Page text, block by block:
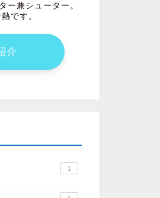
ー兼シューター。
です。
介
1